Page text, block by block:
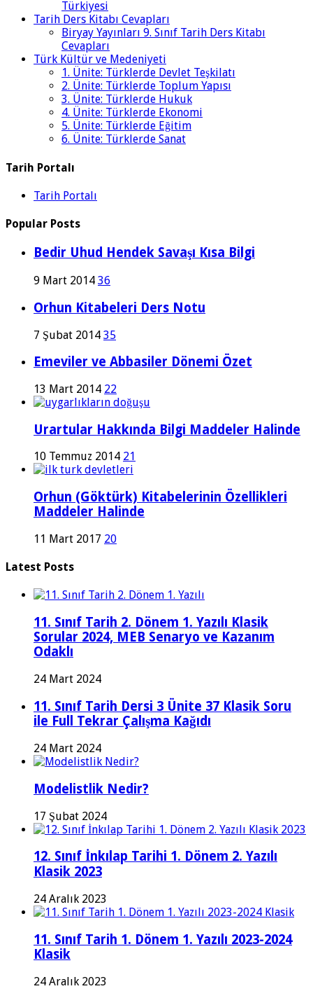
Türkiyesi
Tarih Ders Kitabı Cevapları
Biryay Yayınları 9. Sınıf Tarih Ders Kitabı
Cevapları
Türk Kültür ve Medeniyeti
1. Ünite: Türklerde Devlet Teşkilatı
2. Ünite: Türklerde Toplum Yapısı
3. Ünite: Türklerde Hukuk
4. Ünite: Türklerde Ekonomi
5. Ünite: Türklerde Eğitim
6. Ünite: Türklerde Sanat
Tarih Portalı
Tarih Portalı
Popular Posts
Bedir Uhud Hendek Savaşı Kısa Bilgi
9 Mart 2014 36
Orhun Kitabeleri Ders Notu
7 Şubat 2014 35
Emeviler ve Abbasiler Dönemi Özet
13 Mart 2014 22
Urartular Hakkında Bilgi Maddeler Halinde
10 Temmuz 2014 21
Orhun (Göktürk) Kitabelerinin Özellikleri
Maddeler Halinde
11 Mart 2017 20
Latest Posts
11. Sınıf Tarih 2. Dönem 1. Yazılı Klasik
Sorular 2024, MEB Senaryo ve Kazanım
Odaklı
24 Mart 2024
11. Sınıf Tarih Dersi 3 Ünite 37 Klasik Soru
ile Full Tekrar Çalışma Kağıdı
24 Mart 2024
Modelistlik Nedir?
17 Şubat 2024
12. Sınıf İnkılap Tarihi 1. Dönem 2. Yazılı
Klasik 2023
24 Aralık 2023
11. Sınıf Tarih 1. Dönem 1. Yazılı 2023-2024
Klasik
24 Aralık 2023